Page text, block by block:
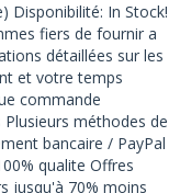
Disponibilité: In Stock!
fiers de fournir a
détaillées sur les
et votre temps
commande
méthodes de
bancaire / PayPal
qualite Offres
jusqu'à 70% moins